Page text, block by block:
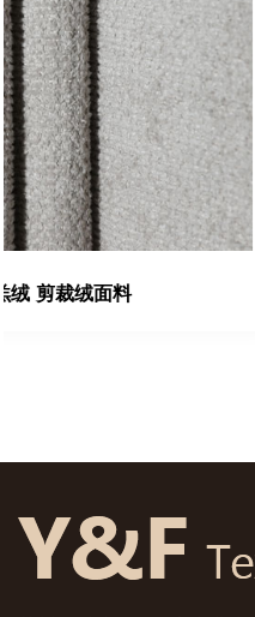
高定绒服装面料